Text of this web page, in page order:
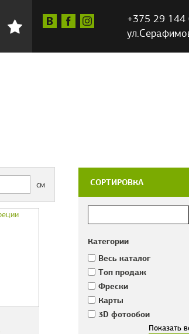
+375 29 144
см СОРТИРОВКА
Категории
Весь каталог
Tоп продаж
Фрески
Карты
3D фотообои